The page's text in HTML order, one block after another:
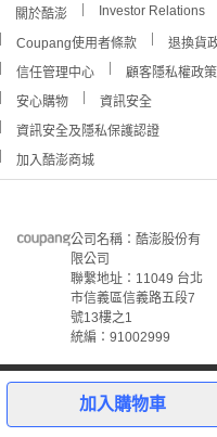
加入購物車
關於酷澎 Investor Relations
Coupang使用者條款
退換貨
信任管理中心
顧客隱私權政
安心購物
資訊安全
資訊安全及隱私保護認證
加入酷澎商城
公司名稱：酷澎股份有
限公司
聯繫地址：11049 台北
市信義區信義路五段7
號13樓之1
統編：91002999
©Coupang Taiwan Co., Ltd. 保留所
本網站上顯示的所有商標、標誌和服
限公司和/或其在美國和其他國家/地